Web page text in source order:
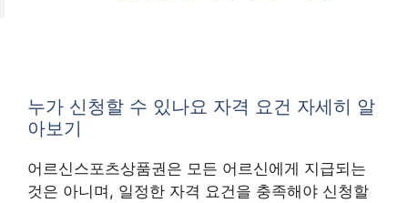
누가 신청할 수 있나요 자격 요건 자세히 알
아보기
어르신스포츠상품권은 모든 어르신에게 지급되는
것은 아니며, 일정한 자격 요건을 충족해야 신청할